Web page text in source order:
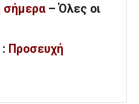
σήμερα – Όλες οι
: Προσευχή